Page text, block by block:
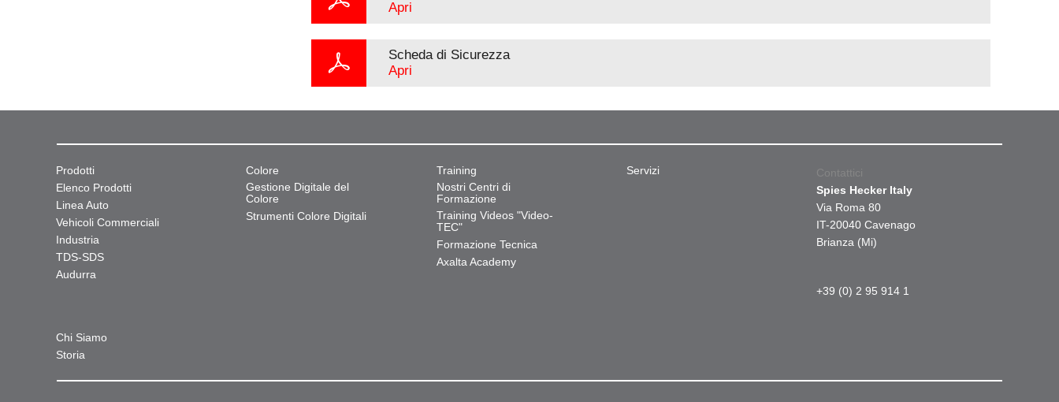
Apri
Scheda di Sicurezza
Apri
Prodotti
Elenco Prodotti
Linea Auto
Vehicoli Commerciali
Industria
TDS-SDS
Audurra
Colore
Gestione Digitale del
Colore
Strumenti Colore Digitali
Training
Nostri Centri di
Formazione
Training Videos "Video-
TEC"
Formazione Tecnica
Axalta Academy
Servizi
Chi Siamo
Storia
Contattici
Spies Hecker Italy
Via Roma 80
IT-20040 Cavenago
Brianza (Mi)
+39 (0) 2 95 914 1